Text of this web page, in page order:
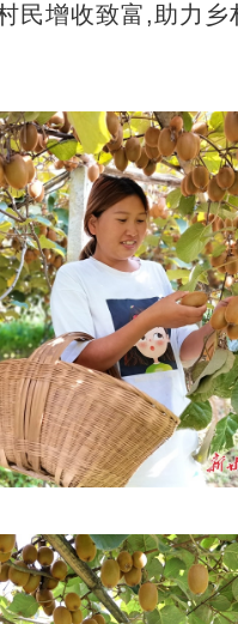
民增收致富,助力乡